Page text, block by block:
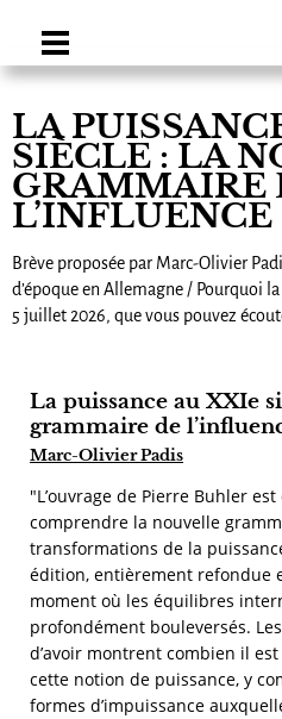
LA
SIÈCLE : LA
GRAMMAIRE
L’INFLUENCE
Brève proposée par Marc-Olivier
d’époque en Allemagne / Pourquoi
5 juillet 2026, que vous pouvez
La puissance au XXIe
grammaire de
Marc-Olivier Padis
"L’ouvrage de Pierre Buhler
comprendre la nouvelle
transformations de la
édition, entièrement refondue
moment où les équilibres
profondément bouleversés.
d’avoir montrent combien il
cette notion de puissance, y
formes d’impuissance